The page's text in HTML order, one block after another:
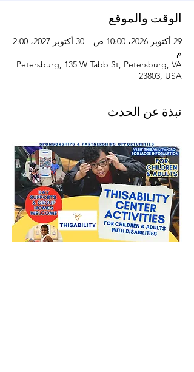
الوقت والموقع
29 أكتوبر 2026، 10:00 ص – 30 أكتوبر 2027، 2:00
م
Petersburg, 135 W Tabb St, Petersburg, VA
23803, USA
نبذة عن الحدث